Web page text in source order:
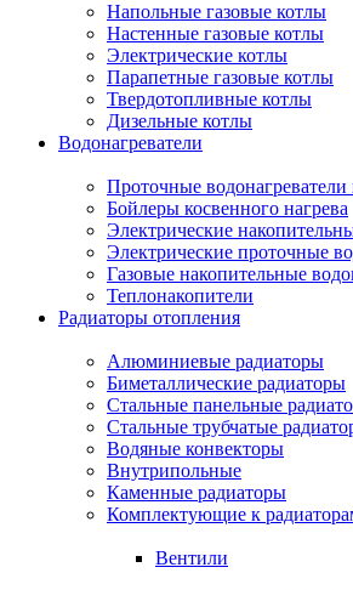
Напольные газовые котлы
Настенные газовые котлы
Электрические котлы
Парапетные газовые котлы
Твердотопливные котлы
Дизельные котлы
Водонагреватели
Проточные водонагреватели
Бойлеры косвенного нагрева
Электрические
Электрические проточные
Газовые накопительные
Теплонакопители
Радиаторы отопления
Алюминиевые радиаторы
Биметаллические радиаторы
Стальные панельные
Стальные трубчатые
Водяные конвекторы
Внутрипольные
Каменные радиаторы
Комплектующие к
Вентили